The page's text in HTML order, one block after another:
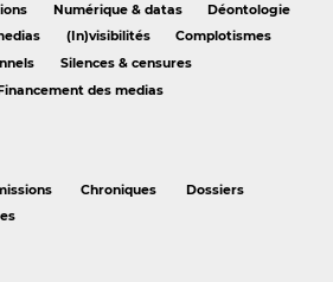
Numérique & datas
Déontologie
(In)visibilités
Complotismes
Silences & censures
des medias
Chroniques
Dossiers